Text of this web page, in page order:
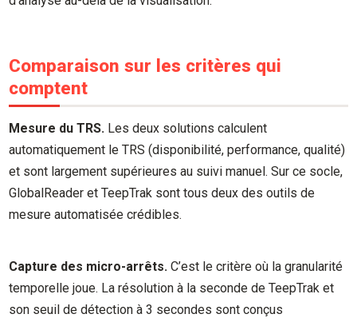
Comparaison sur les critères qui
comptent
Mesure du TRS. Les deux solutions calculent
automatiquement le TRS (disponibilité, performance, qualité)
et sont largement supérieures au suivi manuel. Sur ce socle,
GlobalReader et TeepTrak sont tous deux des outils de
mesure automatisée crédibles.
Capture des micro-arrêts. C’est le critère où la granularité
temporelle joue. La résolution à la seconde de TeepTrak et
son seuil de détection à 3 secondes sont conçus